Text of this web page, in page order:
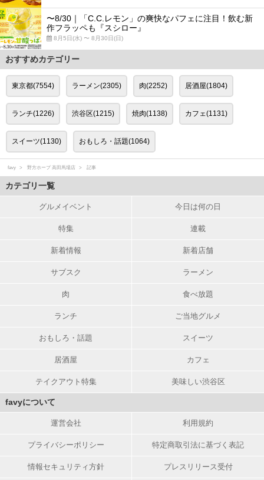
〜8/30｜「C.C.レモン」の爽快なパフェに注目！飲む新
作フラッペも『スシロー』
8月5日(水) 〜 8月30日(日)
おすすめカテゴリー
東京都(7554) ラーメン(2305) 肉(2252) 居酒屋(1804)
ランチ(1226) 渋谷区(1215) 焼肉(1138) カフェ(1131)
スイーツ(1130) おもしろ・話題(1064)
favy 野方ホープ 高田馬場店 記事
カテゴリ一覧
グルメイベント 今日は何の日
特集 連載
新着情報 新着店舗
サブスク ラーメン
肉 食べ放題
ランチ ご当地グルメ
おもしろ・話題 スイーツ
居酒屋 カフェ
テイクアウト特集 美味しい渋谷区
favyについて
運営会社 利用規約
プライバシーポリシー 特定商取引法に基づく表記
情報セキュリティ方針 プレスリリース受付